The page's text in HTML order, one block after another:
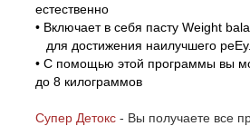
естественно
• Включает в себя пасту Weight
для достижения наилучшего
• С помощью этой программы вы
до 8 килограммов
Супер Детокс- Вы получаете все